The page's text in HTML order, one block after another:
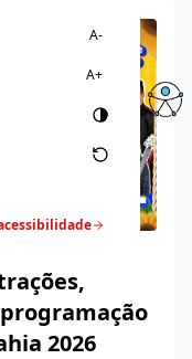
2026
A-
A+